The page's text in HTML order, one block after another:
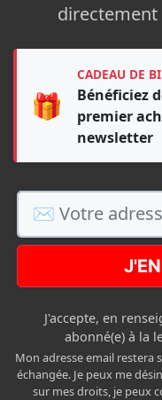
🎁
CADEAU DE
Bénéficiez
premier
newsletter
J'accepte, en
abonné(e) à la
Mon adresse email restera
échangée. Je peux me
sur mes droits, je peux